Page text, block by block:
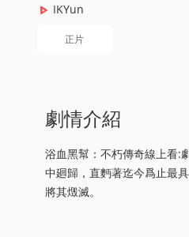
IKYun
正片
劇情介紹
浴血黑幫：不朽傳奇線上看:
中廻歸，直麪著迄今爲止最
將其燬滅。